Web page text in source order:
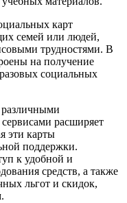
карт
семей или людей,
трудностями. В
на получение
социальных
расширяет
эти карты
поддержки.
к удобной и
средств, а также
льгот и скидок,